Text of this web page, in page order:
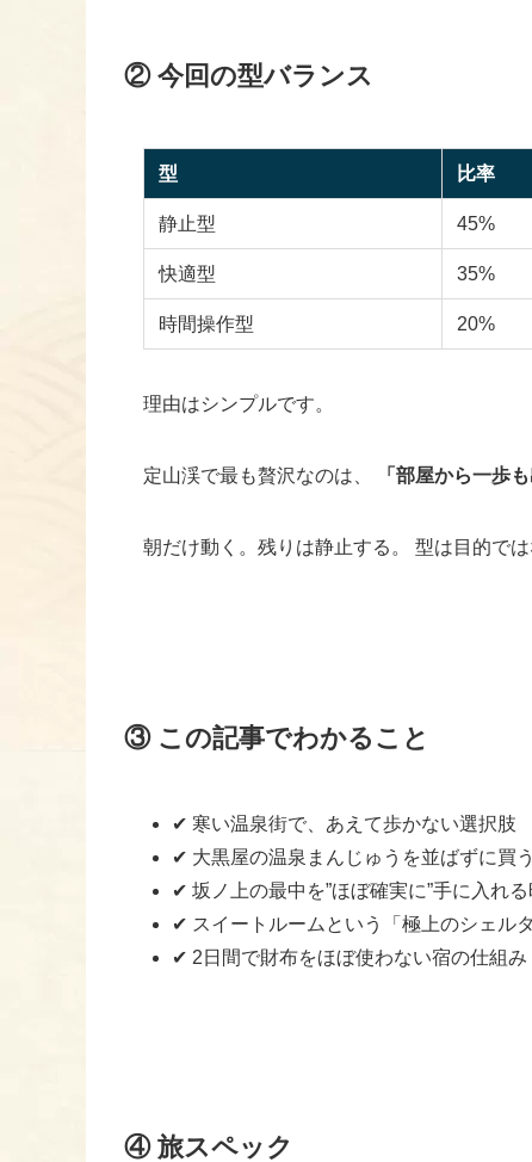
② 今回の型バランス
型 比率
静止型 45%
快適型 35%
時間操作型 20%
理由はシンプルです。
定山渓で最も贅沢なのは、 「部屋から一歩
朝だけ動く。残りは静止する。 型は目的で
③ この記事でわかること
✔ 寒い温泉街で、あえて歩かない選択肢
✔ 大黒屋の温泉まんじゅうを並ばずに買
✔ 坂ノ上の最中を”ほぼ確実に”手に入れ
✔ スイートルームという「極上のシェル
✔ 2日間で財布をほぼ使わない宿の仕組み
④ 旅スペック